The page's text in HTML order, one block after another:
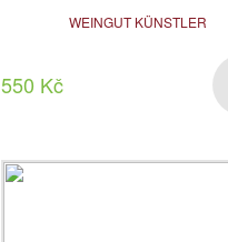
WEINGUT KÜNSTLER
550 Kč